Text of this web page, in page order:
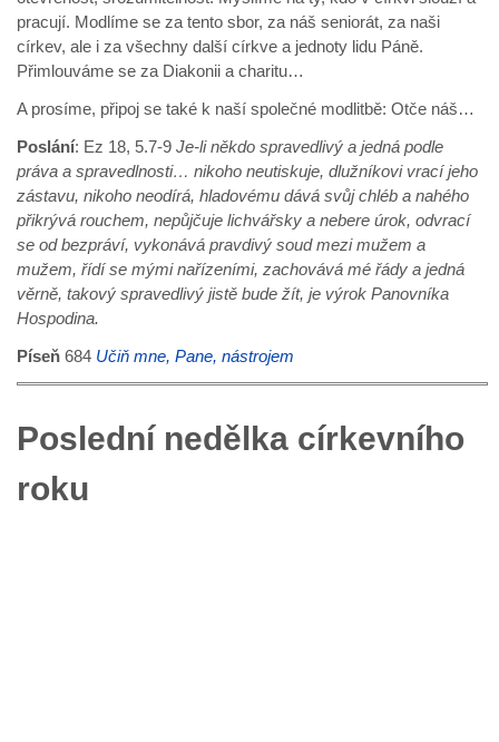
pracují. Modlíme se za tento sbor, za náš seniorát, za naši
církev, ale i za všechny další církve a jednoty lidu Páně.
Přimlouváme se za Diakonii a charitu…
A prosíme, připoj se také k naší společné modlitbě: Otče náš…
Poslání: Ez 18, 5.7-9 Je-li někdo spravedlivý a jedná podle
práva a spravedlnosti… nikoho neutiskuje, dlužníkovi vrací jeho
zástavu, nikoho neodírá, hladovému dává svůj chléb a nahého
přikrývá rouchem, nepůjčuje lichvářsky a nebere úrok, odvrací
se od bezpráví, vykonává pravdivý soud mezi mužem a
mužem, řídí se mými nařízeními, zachovává mé řády a jedná
věrně, takový spravedlivý jistě bude žít, je výrok Panovníka
Hospodina.
Píseň 684 Učiň mne, Pane, nástrojem
Poslední nedělka církevního
roku